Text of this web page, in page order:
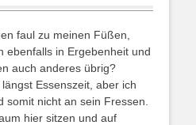
faul zu meinen Füßen,
ebenfalls in Ergebenheit und
auch anderes übrig?
Essenszeit, aber ich
somit nicht an sein Fressen.
hier sitzen und auf